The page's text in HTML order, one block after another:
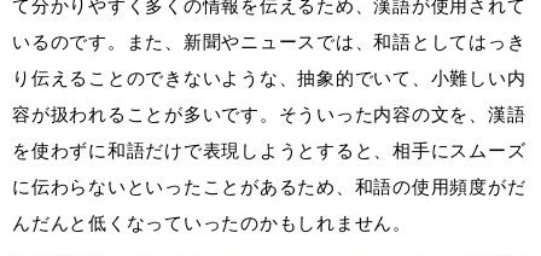
て分かりやすく多くの情報を伝えるため、漢語が使用されて
いるのです。また、新聞やニュースでは、和語としてはっき
り伝えることのできないような、抽象的でいて、小難しい内
容が扱われることが多いです。そういった内容の文を、漢語
を使わずに和語だけで表現しようとすると、相手にスムーズ
に伝わらないといったことがあるため、和語の使用頻度がだ
んだんと低くなっていったのかもしれません。